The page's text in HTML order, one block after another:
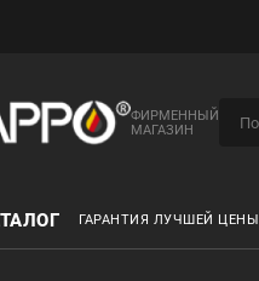
ФИРМЕННЫЙ
МАГАЗИН
ГАРАНТИЯ ЛУЧШЕЙ ЦЕНЫ